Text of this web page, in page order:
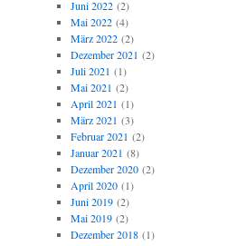
Juni 2022(2)
Mai 2022(4)
März 2022(2)
Dezember 2021 (2)
Juli 2021 (1)
Mai 2021 (2)
April 2021 (1)
März 2021 (3)
Februar 2021 (2)
Januar 2021 (8)
Dezember 2020(2)
April 2020(1)
Juni 2019(2)
Mai 2019(2)
Dezember 2018(1)